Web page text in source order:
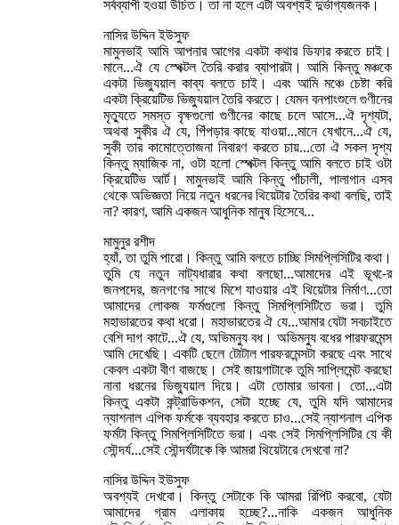
সর্বব্যাপী হওয়া উচিত। তা না হলে এটা অবশ্যই দুর্ভাগ্যজনক।
নাসির উদ্দিন ইউসুফ
মামুনভাই আমি আপনার আগের একটা কথার ডিফার করতে চাই।
মানে...ঐ যে স্পেক্টল তৈরি করার ব্যাপারটা। আমি কিন্তু মঞ্চকে
একটা ভিজ্যুয়াল কাব্য বলতে চাই। এবং আমি মঞ্চে চেষ্টা করি
একটা ক্রিয়েটিভ ভিজ্যুয়াল তৈরি করতে। যেমন বনপাংশুলে গুণীনের
মৃত্যুতে সমস্ত বৃক্ষগুলো গুণীনের কাছে চলে আসে...ঐ দৃশ্যটা,
অথবা সুকীর ঐ যে, পিঁপড়ার কাছে যাওয়া...মানে যেখানে...ঐ যে,
সুকী তার কামোত্তোজনা নিবারণ করতে চায়...তো ঐ সকল দৃশ্য
কিন্তু ম্যাজিক না, ওটা হলো স্পেক্টল কিন্তু আমি বলতে চাই ওটা
ক্রিয়েটিভ আর্ট। মামুনভাই আমি কিন্তু পাঁচালী, পালাগান এসব
থেকে অভিজ্ঞতা নিয়ে নতুন ধরনের থিয়েটার তৈরির কথা বলছি, তাই
না? কারণ, আমি একজন আধুনিক মানুষ হিসেবে...
মামুনুর রশীদ
হ্যাঁ, তা তুমি পারো। কিন্তু আমি বলতে চাচ্ছি সিমপ্লিসিটির কথা।
তুমি যে নতুন নাট্যধারার কথা বলছো...আমাদের এই ভূখ-ের
জনপদের, জনগণের সাথে মিশে যাওয়ার এই থিয়েটার নির্মাণ...তো
আমাদের লোকজ ফর্মগুলো কিন্তু সিমপ্লিসিটিতে ভরা। তুমি
মহাভারতের কথা ধরো। মহাভারতের ঐ যে...আমার যেটা সবচাইতে
বেশি দাগ কাটে...ঐ যে, অভিমন্যু বধ। অভিমন্যু বধের পারফরমেন্স
আমি দেখেছি। একটি ছেলে টোটাল পারফরমেন্সটা করছে এবং সাথে
কেবল একটা বীণ বাজছে। সেই জায়গাটাকে তুমি সাপ্লিমেন্ট করছো
নানা ধরনের ভিজ্যুয়াল দিয়ে। এটা তোমার ভাবনা। তো...এটা
কিন্তু একটা কন্ট্রাডিকশন, সেটা হচ্ছে যে, তুমি যদি আমাদের
ন্যাশনাল এপিক ফর্মকে ব্যবহার করতে চাও...সেই ন্যাশনাল এপিক
ফর্মটা কিন্তু সিমপ্লিসিটিতে ভরা। এবং সেই সিমপ্লিসিটির যে কী
সৌন্দর্য...সেই সৌন্দর্যটাকে কি আমরা থিয়েটারে দেখবো না?
নাসির উদ্দিন ইউসুফ
অবশ্যই দেখবো। কিন্তু সেটাকে কি আমরা রিপিট করবো, যেটা
আমাদের গ্রাম এলাকায় হচ্ছে?...নাকি একজন আধুনিক